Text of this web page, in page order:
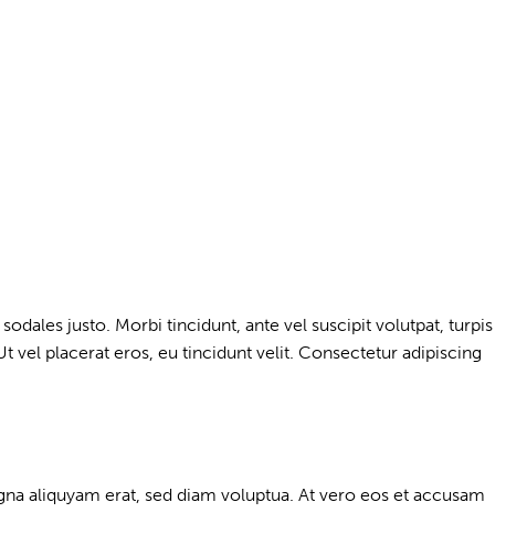
justo. Morbi tincidunt, ante vel suscipit volutpat, turpis
vel placerat eros, eu tincidunt velit. Consectetur adipiscing
aliquyam erat, sed diam voluptua. At vero eos et accusam